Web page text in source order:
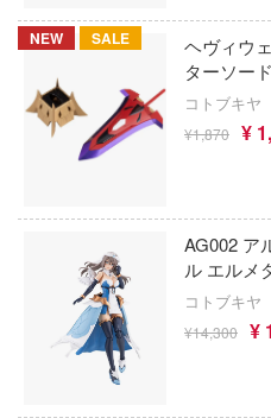
NEW SALE
ヘヴィウ
ターソー
コトブキヤ
¥1,870 ¥
AG002 ア
ル エルメ
コトブキヤ
¥14,300 ¥
ス
涼
ス
ス
スタ
エ
エ
エ
LZ
ーレン
庭園
ザ・ヘッジホッグ
ート・オンライン
え人形(ビスク・ドール)は恋をす
ダグラム